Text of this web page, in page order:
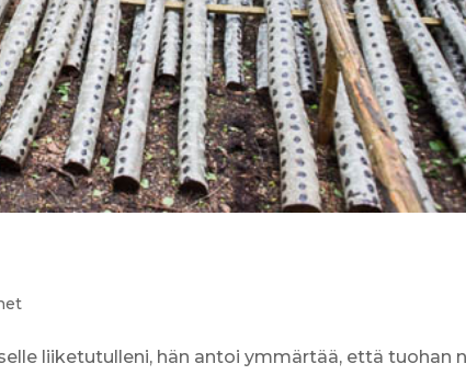
liiketutulleni, hän antoi ymmärtää, että tuohan